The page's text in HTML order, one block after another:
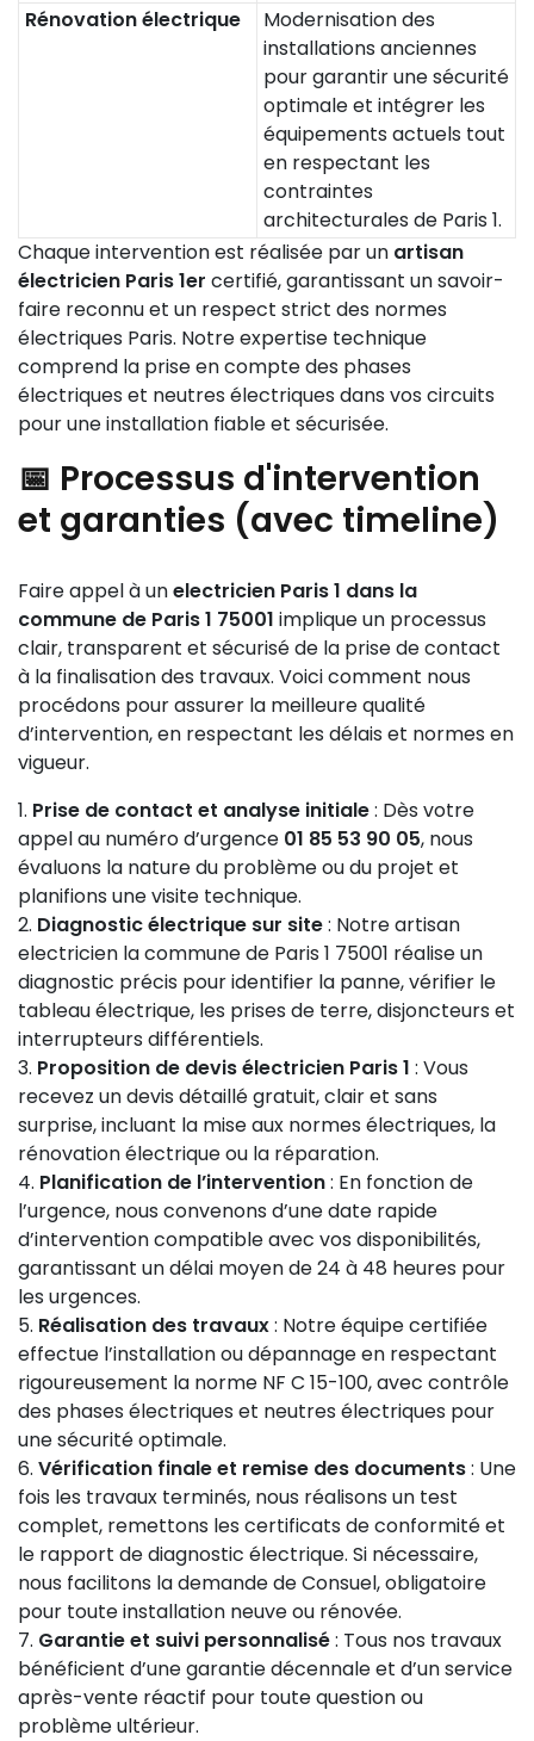
Rénovation électrique
Modernisation des
installations anciennes
pour garantir une sécurité
optimale et intégrer les
équipements actuels tout
en respectant les
contraintes
architecturales de Paris 1.
Chaque intervention est réalisée par un artisan
électricien Paris 1er certifié, garantissant un savoir-
faire reconnu et un respect strict des normes
électriques Paris. Notre expertise technique
comprend la prise en compte des phases
électriques et neutres électriques dans vos circuits
pour une installation fiable et sécurisée.
📅 Processus d'intervention
et garanties (avec timeline)
Faire appel à unelectricien Paris 1 dans la
commune de Paris 1 75001 implique un processus
clair, transparent et sécurisé de la prise de contact
à la finalisation des travaux. Voici comment nous
procédons pour assurer la meilleure qualité
d’intervention, en respectant les délais et normes en
vigueur.
Prise de contact et analyse initiale: Dès votre
appel au numéro d’urgence 01 85 53 90 05, nous
évaluons la nature du problème ou du projet et
planifions une visite technique.
Diagnostic électrique sur site: Notre artisan
electricien la commune de Paris 1 75001 réalise un
diagnostic précis pour identifier la panne, vérifier le
tableau électrique, les prises de terre, disjoncteurs et
interrupteurs différentiels.
Proposition de devis électricien Paris 1 : Vous
recevez un devis détaillé gratuit, clair et sans
surprise, incluant la mise aux normes électriques, la
rénovation électrique ou la réparation.
Planification de l’intervention: En fonction de
l’urgence, nous convenons d’une date rapide
d’intervention compatible avec vos disponibilités,
garantissant un délai moyen de 24 à 48 heures pour
les urgences.
Réalisation des travaux: Notre équipe certifiée
effectue l’installation ou dépannage en respectant
rigoureusement la norme NF C 15-100, avec contrôle
des phases électriques et neutres électriques pour
une sécurité optimale.
Vérification finale et remise des documents: Une
fois les travaux terminés, nous réalisons un test
complet, remettons les certificats de conformité et
le rapport de diagnostic électrique. Si nécessaire,
nous facilitons la demande de Consuel, obligatoire
pour toute installation neuve ou rénovée.
Garantie et suivi personnalisé: Tous nos travaux
bénéficient d’une garantie décennale et d’un service
après-vente réactif pour toute question ou
problème ultérieur.